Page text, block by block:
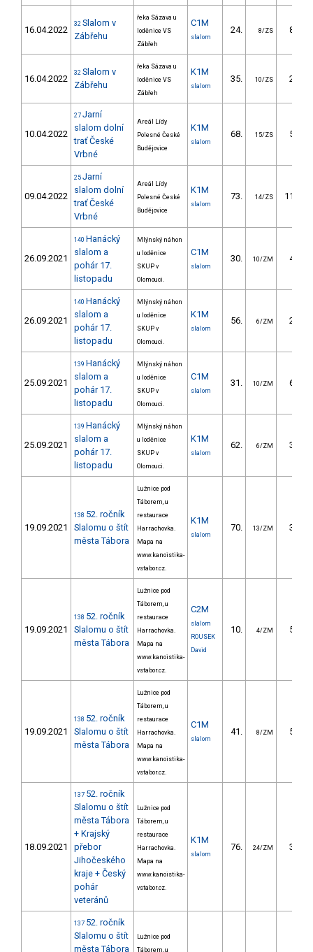
16.04.2022
32 Slalom v
Zábřehu
řeka Sázava u
loděnice VS
Zábřeh
C1M
slalom
24. 8/ZS 87.90
16.04.2022
32 Slalom v
Zábřehu
řeka Sázava u
loděnice VS
Zábřeh
K1M
slalom
35. 10/ZS 27.30
10.04.2022
27 Jarní
slalom dolní
trať České
Vrbné
Areál Lídy
Polesné České
Budějovice
K1M
slalom
68. 15/ZS 59.82
09.04.2022
25 Jarní
slalom dolní
trať České
Vrbné
Areál Lídy
Polesné České
Budějovice
K1M
slalom
73. 14/ZS 117.84
26.09.2021
140 Hanácký
slalom a
pohár 17.
listopadu
Mlýnský náhon
u loděnice
SKUP v
Olomouci.
C1M
slalom
30. 10/ZM 48.60
26.09.2021
140 Hanácký
slalom a
pohár 17.
listopadu
Mlýnský náhon
u loděnice
SKUP v
Olomouci.
K1M
slalom
56. 6/ZM 29.10
25.09.2021
139 Hanácký
slalom a
pohár 17.
listopadu
Mlýnský náhon
u loděnice
SKUP v
Olomouci.
C1M
slalom
31. 10/ZM 63.70
25.09.2021
139 Hanácký
slalom a
pohár 17.
listopadu
Mlýnský náhon
u loděnice
SKUP v
Olomouci.
K1M
slalom
62. 6/ZM 33.80
19.09.2021
138 52. ročník
Slalomu o štít
města Tábora
Lužnice pod
Táborem, u
restaurace
Harrachovka.
Mapa na
www.kanoistika-
vstabor.cz.
K1M
slalom
70. 13/ZM 33.10
19.09.2021
138 52. ročník
Slalomu o štít
města Tábora
Lužnice pod
Táborem, u
restaurace
Harrachovka.
Mapa na
www.kanoistika-
vstabor.cz.
C2M
slalom
ROUSEK
David
10. 4/ZM 53.22
19.09.2021
138 52. ročník
Slalomu o štít
města Tábora
Lužnice pod
Táborem, u
restaurace
Harrachovka.
Mapa na
www.kanoistika-
vstabor.cz.
C1M
slalom
41. 8/ZM 55.58
18.09.2021
137 52. ročník
Slalomu o štít
města Tábora
+ Krajský
přebor
Jihočeského
kraje + Český
pohár
veteránů
Lužnice pod
Táborem, u
restaurace
Harrachovka.
Mapa na
www.kanoistika-
vstabor.cz.
K1M
slalom
76. 24/ZM 30.14
137 52. ročník
Slalomu o štít
města Tábora
Lužnice pod
Táborem, u